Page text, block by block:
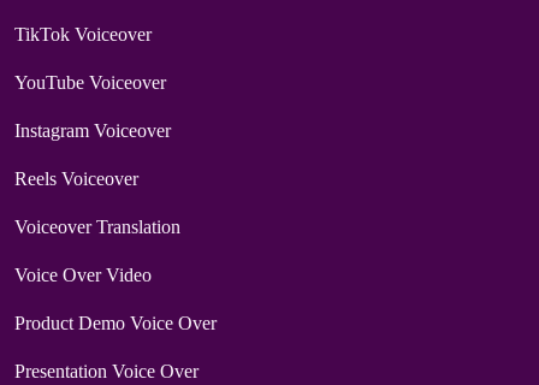
TikTok Voiceover
YouTube Voiceover
Instagram Voiceover
Reels Voiceover
Voiceover Translation
Voice Over Video
Product Demo Voice Over
Presentation Voice Over